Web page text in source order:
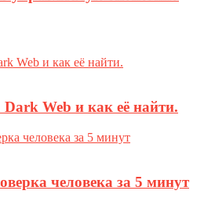
Web и как её найти.
человека за 5 минут